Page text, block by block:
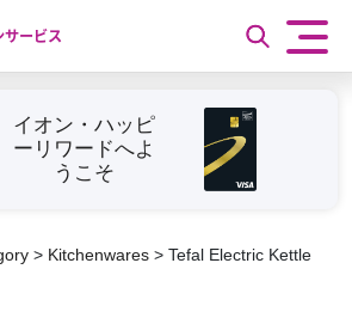
ービス
イオン・ハッピ
ーリワードへよ
うこそ
> Kitchenwares > Tefal Electric Kettle